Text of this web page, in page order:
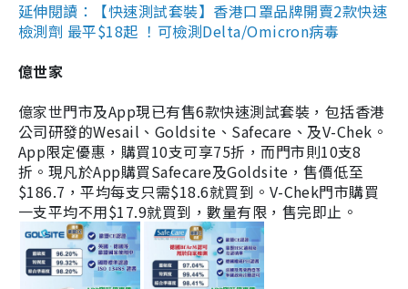
延伸閱讀：【快速測試套裝】香港口罩品牌開賣2款快速
檢測劑 最平$18起 ！可檢測Delta/Omicron病毒
億世家
億家世門市及App現已有售6款快速測試套裝，包括香港
公司研發的Wesail、Goldsite、Safecare、及V-Chek。
App限定優惠，購買10支可享75折，而門市則10支8
折。現凡於App購買Safecare及Goldsite，售價低至
$186.7，平均每支只需$18.6就買到。V-Chek門市購買
一支平均不用$17.9就買到，數量有限，售完即止。